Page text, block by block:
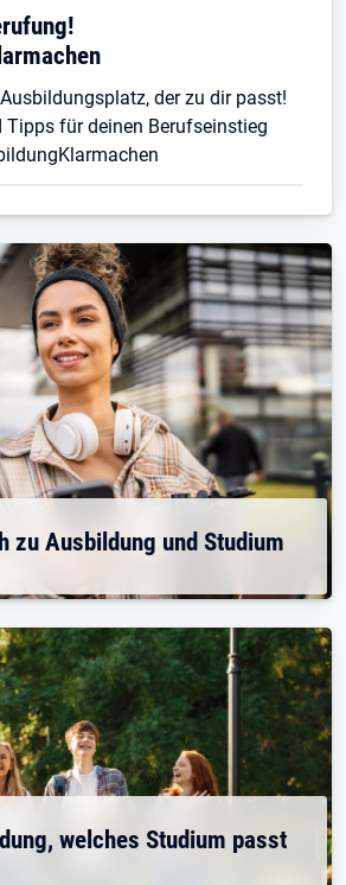
der zu dir passt!
Tipps für deinen Berufseinstieg
zu Ausbildung und Studium
welches Studium passt